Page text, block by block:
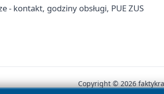
- kontakt, godziny obsługi, PUE ZUS
Copyright © 2026